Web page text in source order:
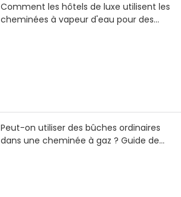
Comment les hôtels de luxe utilisent les
cheminées à vapeur d'eau pour des
Peut-on utiliser des bûches ordinaires
dans une cheminée à gaz ? Guide de